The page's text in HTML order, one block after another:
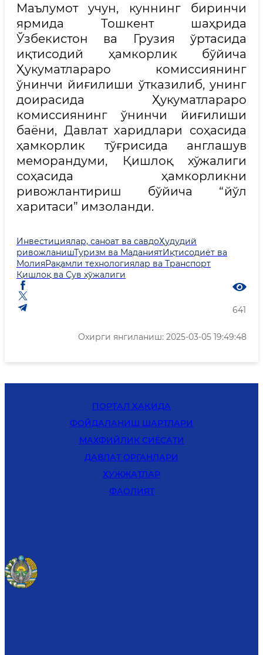
Маълумот учун, куннинг биринчи
ярмида Тошкент шаҳрида
Ўзбекистон ва Грузия ўртасида
иқтисодий ҳамкорлик бўйича
Ҳукуматлараро комиссиянинг
ўнинчи йиғилиши ўтказилиб, унинг
доирасида Ҳукуматлараро
комиссиянинг ўнинчи йиғилиши
баёни, Давлат харидлари соҳасида
ҳамкорлик тўғрисида англашув
меморандуми, Қишлоқ хўжалиги
соҳасида ҳамкорликни
ривожлантириш бўйича “йўл
харитаси” имзоланди.
Инвестициялар, саноат ва савдоҲудудий
ривожланишТуризм ва МаданиятИқтисодиёт ва
МолияРақамли технологиялар ва Транспорт
Қишлоқ ва Сув хўжалиги
641
Охирги янгиланиш: 2025-03-05 19:49:48
ПОРТАЛ ҲАҚИДА
ФОЙДАЛАНИШ ШАРТЛАРИ
MАХФИЙЛИК СИЁСАТИ
ДАВЛАТ ОРГАНЛАРИ
ҲУЖЖАТЛАР
ФАОЛИЯТ